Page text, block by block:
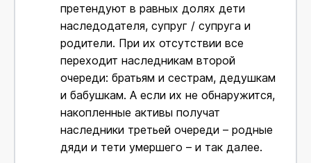
претендуют в равных долях дети
наследодателя, супруг / супруга и
родители. При их отсутствии все
переходит наследникам второй
очереди: братьям и сестрам, дедушкам
и бабушкам. А если их не обнаружится,
накопленные активы получат
наследники третьей очереди – родные
дяди и тети умершего – и так далее.